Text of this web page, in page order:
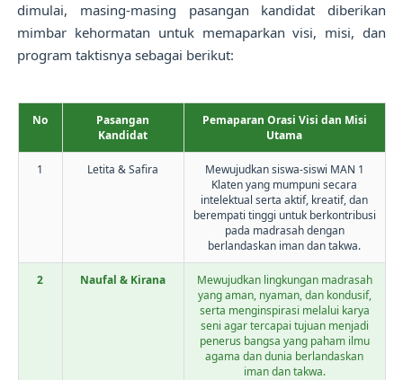
dimulai, masing-masing pasangan kandidat diberikan
mimbar kehormatan untuk memaparkan visi, misi, dan
program taktisnya sebagai berikut:
No
Pasangan
Kandidat
Pemaparan Orasi Visi dan Misi
Utama
1 Letita & Safira
Mewujudkan siswa-siswi MAN 1
Klaten yang mumpuni secara
intelektual serta aktif, kreatif, dan
berempati tinggi untuk berkontribusi
pada madrasah dengan
berlandaskan iman dan takwa.
2 Naufal & Kirana
Mewujudkan lingkungan madrasah
yang aman, nyaman, dan kondusif,
serta menginspirasi melalui karya
seni agar tercapai tujuan menjadi
penerus bangsa yang paham ilmu
agama dan dunia berlandaskan
iman dan takwa.